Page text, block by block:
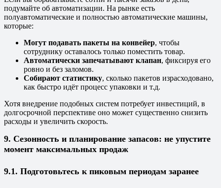
подумайте об автоматизации. На рынке есть
полуавтоматические и полностью автоматические машины,
которые:
Могут подавать пакеты на конвейер, чтобы
сотруднику оставалось только поместить товар.
Автоматически запечатывают клапан, фиксируя его
ровно и без заломов.
Собирают статистику, сколько пакетов израсходовано,
как быстро идёт процесс упаковки и т.д.
Хотя внедрение подобных систем потребует инвестиций, в
долгосрочной перспективе оно может существенно снизить
расходы и увеличить скорость.
9. Сезонность и планирование запасов: не упустите
момент максимальных продаж
9.1. Подготовьтесь к пиковым периодам заранее